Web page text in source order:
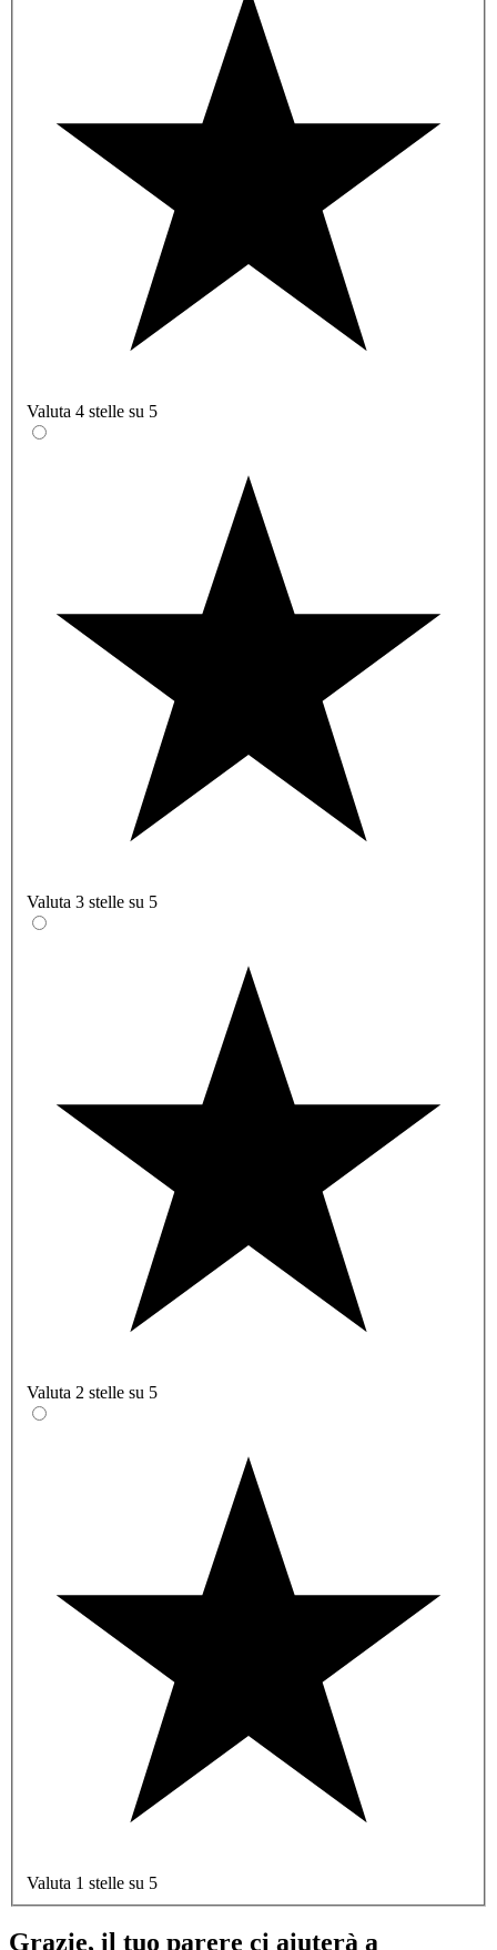
Valuta 4 stelle su 5
Valuta 3 stelle su 5
Valuta 2 stelle su 5
Valuta 1 stelle su 5
Grazie, il tuo parere ci aiuterà a